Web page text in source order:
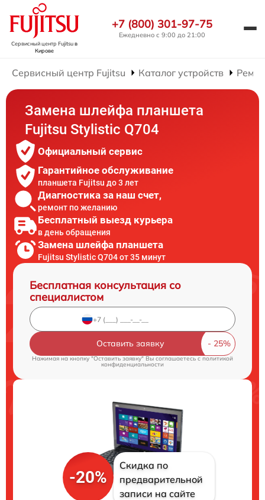
Сервисный центр Fujitsuв
Кирове
+7 (800) 301-97-75
Ежедневно с 9:00 до 21:00
Сервисный центр Fujitsu Каталог устройств
Замена шлейфа планшета
Fujitsu Stylistic Q704
Официальный сервис
Гарантийное обслуживание
планшета Fujitsu до 3 лет
Диагностика за наш счет,
ремонт по желанию
Бесплатный выезд курьера
в день обращения
Замена шлейфа планшета
Fujitsu Stylistic Q704 от 35 минут
Бесплатная консультация со
специалистом
Оставить заявку
Нажимая на кнопку "Оставить заявку" Вы соглашаетесь cполитикой
конфиденциальности
-20%
Скидка по
предварительной
записи на сайте